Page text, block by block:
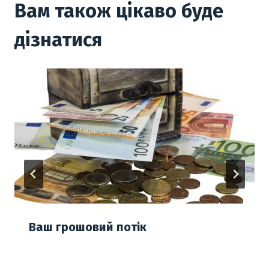
Вам також цікаво буде
дізнатися
Ваш грошовий потік